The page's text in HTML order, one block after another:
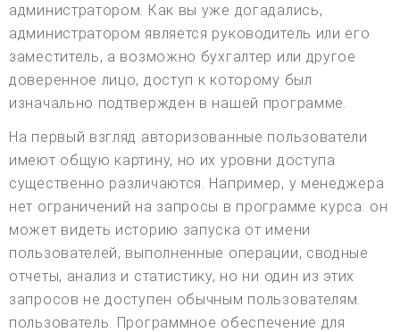
администратором. Как вы уже догадались,
администратором является руководитель или его
заместитель, а возможно бухгалтер или другое
доверенное лицо, доступ к которому был
изначально подтвержден в нашей программе.
На первый взгляд авторизованные пользователи
имеют общую картину, но их уровни доступа
существенно различаются. Например, у менеджера
нет ограничений на запросы в программе курса: он
может видеть историю запуска от имени
пользователей, выполненные операции, сводные
отчеты, анализ и статистику, но ни один из этих
запросов не доступен обычным пользователям.
пользователь. Программное обеспечение для